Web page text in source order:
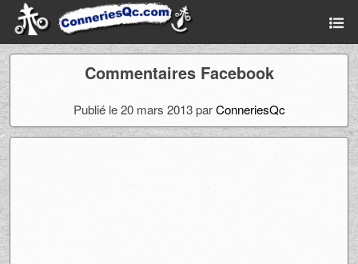
Commentaires Facebook
Publié le 20 mars 2013 parConneriesQc